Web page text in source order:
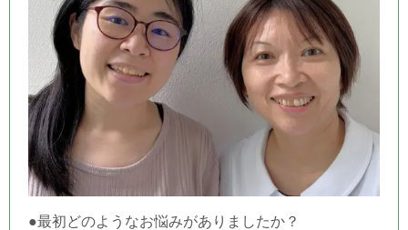
●最初どのようなお悩みがありましたか？